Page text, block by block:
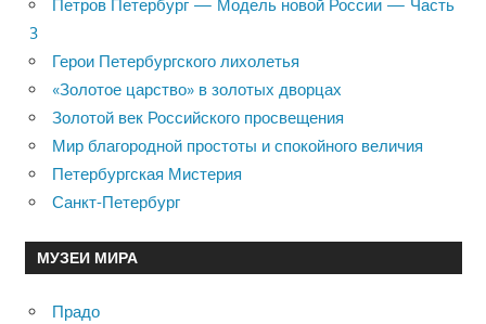
Петров Петербург — Модель новой России — Часть
3
Герои Петербургского лихолетья
«Золотое царство» в золотых дворцах
Золотой век Российского просвещения
Мир благородной простоты и спокойного величия
Петербургская Мистерия
Санкт-Петербург
МУЗЕИ МИРА
Прадо